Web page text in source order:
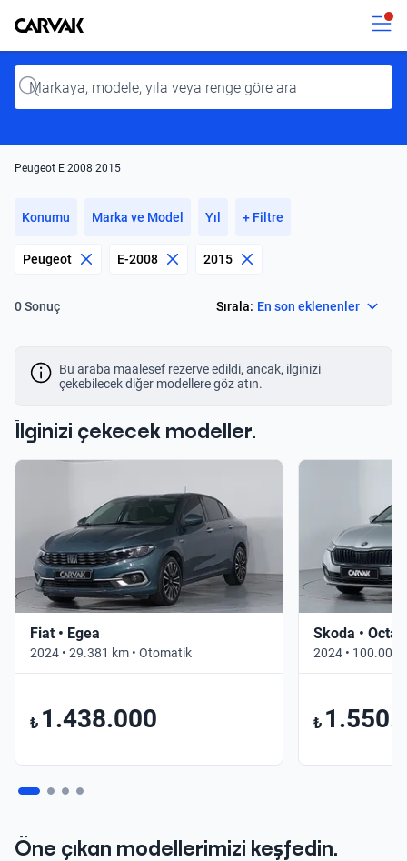
Kavak
Input
Peugeot E 2008 2015
Konumu Marka ve Model Yıl + Filtre
Peugeot E-2008 2015
0 Sonuç Sırala: En son eklenenler
Bu araba maalesef rezerve edildi, ancak, ilginizi
çekebilecek diğer modellere göz atın.
İlginizi çekecek modeller.
Fiat • Egea
2024 • 29.381 km • Otomatik
₺ 1.438.000
Skoda •
2024 • 100.000
₺
Öne çıkan modellerimizi keşfedin.